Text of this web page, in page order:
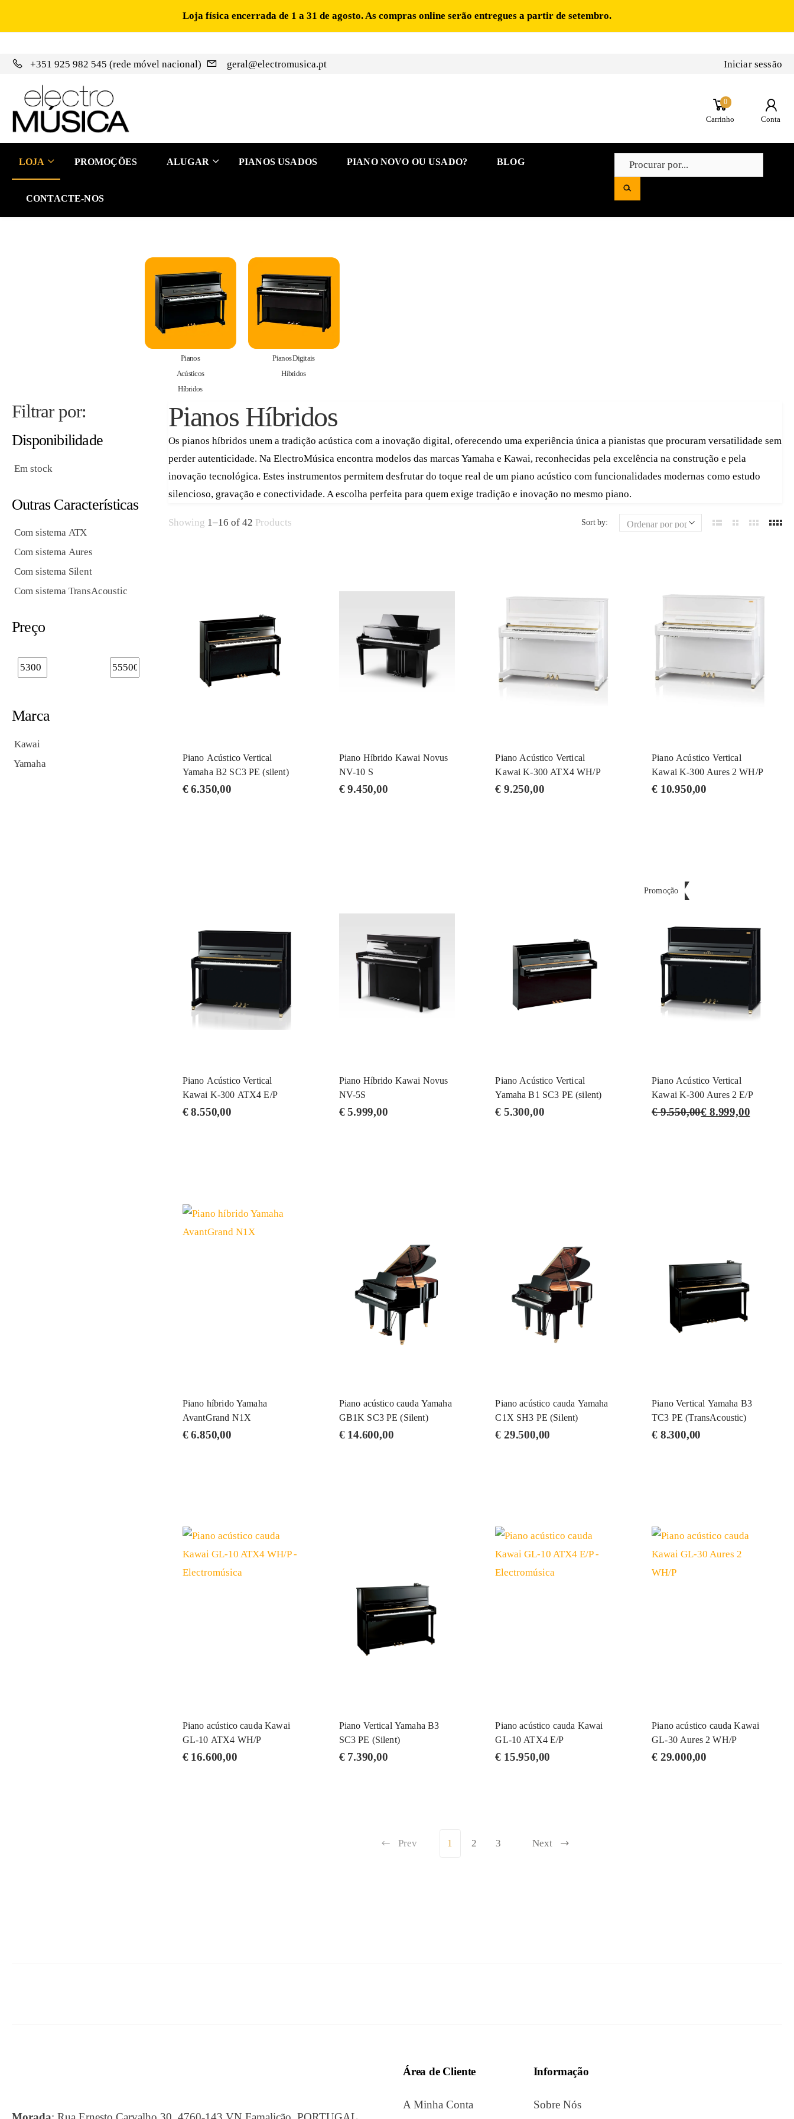
Loja física encerrada de 1 a 31 de agosto. As compras online serão entregues a partir de setembro.
+351 925 982 545 (rede móvel nacional) geral@electromusica.pt Iniciar sessão
0
Carrinho Conta
LOJA PROMOÇÕES ALUGAR PIANOS USADOS PIANO NOVO OU USADO? BLOG
CONTACTE-NOS
Pianos
Acústicos
Híbridos
Pianos Digitais
Híbridos
Filtrar por:
Disponibilidade
Em stock
Outras Características
Com sistema ATX
Com sistema Aures
Com sistema Silent
Com sistema TransAcoustic
Preço
Marca
Kawai
Yamaha
Pianos Híbridos
Os pianos híbridos unem a tradição acústica com a inovação digital, oferecendo uma experiência única a pianistas que procuram versatilidade sem
perder autenticidade. Na ElectroMúsica encontra modelos das marcas Yamaha e Kawai, reconhecidas pela excelência na construção e pela
inovação tecnológica. Estes instrumentos permitem desfrutar do toque real de um piano acústico com funcionalidades modernas como estudo
silencioso, gravação e conectividade. A escolha perfeita para quem exige tradição e inovação no mesmo piano.
Showing 1–16 of 42 Products Sort by:
Piano Acústico Vertical
Yamaha B2 SC3 PE (silent)
€6.350,00
Piano Híbrido Kawai Novus
NV-10 S
€9.450,00
Piano Acústico Vertical
Kawai K-300 ATX4 WH/P
€ 9.250,00
Piano Acústico Vertical
Kawai K-300 Aures 2 WH/P
€ 10.950,00
Piano Acústico Vertical
Kawai K-300 ATX4 E/P
€8.550,00
Piano Híbrido Kawai Novus
NV-5S
€5.999,00
Piano Acústico Vertical
Yamaha B1 SC3 PE (silent)
€ 5.300,00
Promoção
Piano Acústico Vertical
Kawai K-300 Aures 2 E/P
€9.550,00€ 8.999,00
Piano híbrido Yamaha
AvantGrand N1X
€6.850,00
Piano acústico cauda Yamaha
GB1K SC3 PE (Silent)
€14.600,00
Piano acústico cauda Yamaha
C1X SH3 PE (Silent)
€ 29.500,00
Piano Vertical Yamaha B3
TC3 PE (TransAcoustic)
€ 8.300,00
Piano acústico cauda Kawai
GL-10 ATX4 WH/P
€16.600,00
Piano Vertical Yamaha B3
SC3 PE (Silent)
€7.390,00
Piano acústico cauda Kawai
GL-10 ATX4 E/P
€ 15.950,00
Piano acústico cauda Kawai
GL-30 Aures 2 WH/P
€ 29.000,00
Prev 1 2 3 Next
Área de Cliente
A Minha Conta
Informação
Sobre Nós